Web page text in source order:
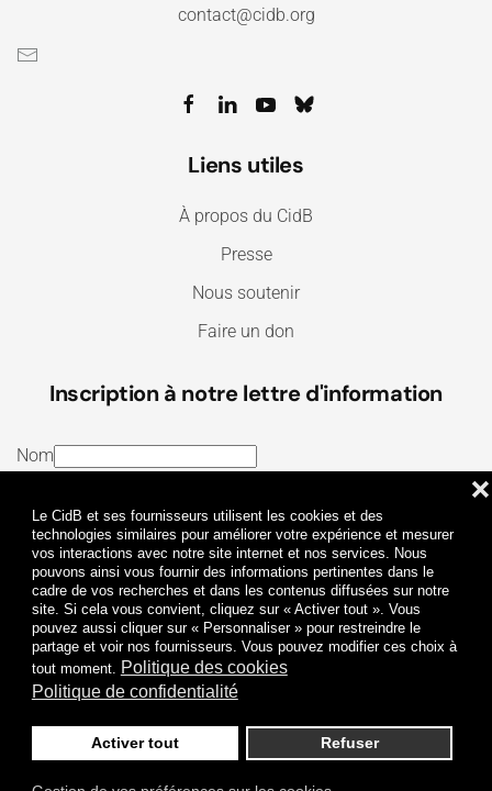
Le CidB et ses fournisseurs utilisent les cookies et des
technologies similaires pour améliorer votre expérience et mesurer
vos interactions avec notre site internet et nos services. Nous
pouvons ainsi vous fournir des informations pertinentes dans le
cadre de vos recherches et dans les contenus diffusées sur notre
site. Si cela vous convient, cliquez sur « Activer tout ». Vous
pouvez aussi cliquer sur « Personnaliser » pour restreindre le
partage et voir nos fournisseurs. Vous pouvez modifier ces choix à
tout moment. Politique des cookies
Politique de confidentialité
Activer tout Refuser
❌
contact@cidb.org
Liens utiles
À propos du CidB
Presse
Nous soutenir
Faire un don
Inscription à notre lettre d'information
Nom
J’ai lu et j’accepte lesTermes et conditionset la
Politique de confidentialité
Je m'abonne